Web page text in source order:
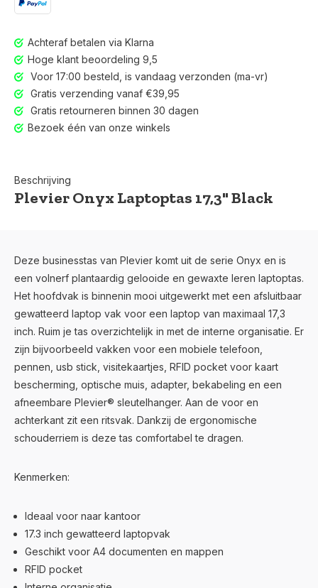
Achteraf betalen via Klarna
Hoge klant beoordeling 9,5
Voor 17:00 besteld, is vandaag verzonden (ma-vr)
Gratis verzending vanaf €39,95
Gratis retourneren binnen 30 dagen
Bezoek één van onze winkels
Beschrijving
Plevier Onyx Laptoptas 17,3" Black
Deze businesstas van Plevier komt uit de serie Onyx en is
een volnerf plantaardig gelooide en gewaxte leren laptoptas.
Het hoofdvak is binnenin mooi uitgewerkt met een afsluitbaar
gewatteerd laptop vak voor een laptop van maximaal 17,3
inch. Ruim je tas overzichtelijk in met de interne organisatie. Er
zijn bijvoorbeeld vakken voor een mobiele telefoon,
pennen, usb stick, visitekaartjes, RFID pocket voor kaart
bescherming, optische muis, adapter, bekabeling en een
afneembare Plevier® sleutelhanger. Aan de voor en
achterkant zit een ritsvak. Dankzij de ergonomische
schouderriem is deze tas comfortabel te dragen.
Kenmerken:
Ideaal voor naar kantoor
17.3 inch gewatteerd laptopvak
Geschikt voor A4 documenten en mappen
RFID pocket